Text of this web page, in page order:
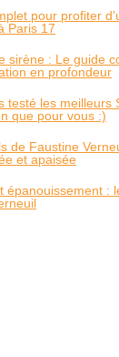
pour profiter
Paris 17
sirène : Le guide
en profondeur
testé les meilleurs
que pour vous :)
de Faustine
et apaisée
épanouissement :